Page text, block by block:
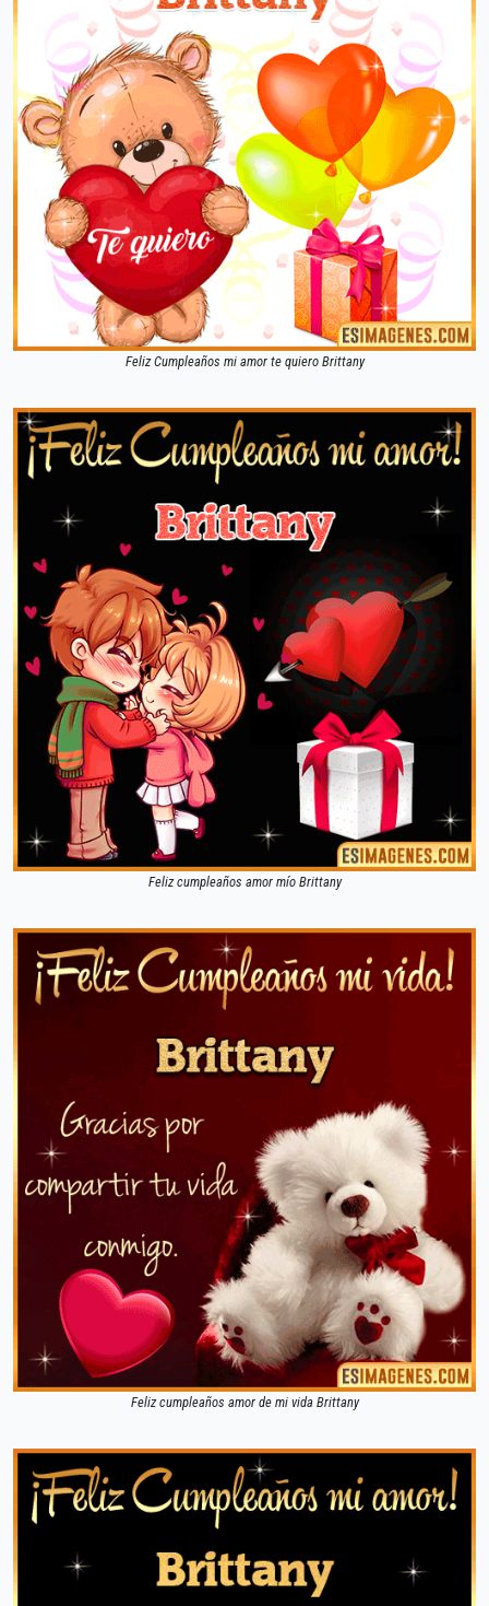
Feliz Cumpleaños mi amor te quiero Brittany
Feliz cumpleaños amor mío Brittany
Feliz cumpleaños amor de mi vida Brittany